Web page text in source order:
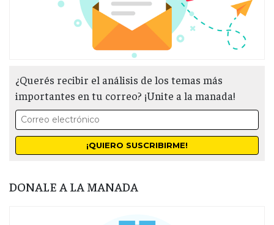
¿Querés recibir el análisis de los temas más
importantes en tu correo? ¡Unite a la manada!
DONALE A LA MANADA